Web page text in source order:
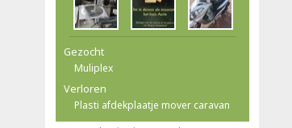
Gezocht
Muliplex
Verloren
Plasti afdekplaatje mover caravan